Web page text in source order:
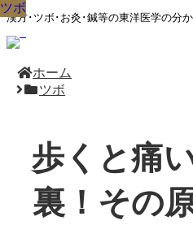
漢方･ツボ･お灸･鍼等の東洋医学の分
ホーム
ツボ
歩くと痛
裏！その
ツボ
ツボ
ツボ
ツボ
ツボ
ツボ
ツボ
ツボ
ツボ